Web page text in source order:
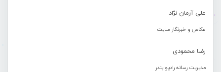
علی آرمان نژاد
عکاس و خبرنگار سایت
رضا محمودی
مدیریت رسانه رادیو بندر